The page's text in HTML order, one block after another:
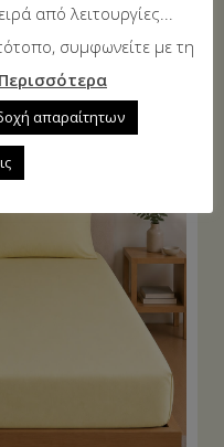
από λειτουργίες...
συμφωνείτε με τη
Περισσότερα
απαραίτητων